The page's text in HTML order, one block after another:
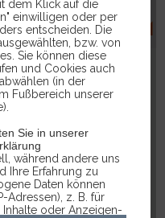
dem Klick auf die
einwilligen oder per
entscheiden. Die
bzw. von
Sie können diese
und Cookies auch
(in der
Fußbereich unserer
Sie in unserer
während andere uns
Ihre Erfahrung zu
Daten können
Adressen), z. B. für
oder Anzeigen-
4MM